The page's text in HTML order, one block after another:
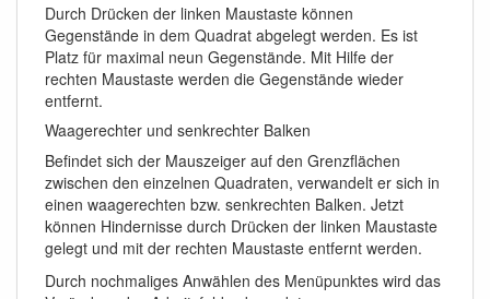
Durch Drücken der linken Maustaste können
Gegenstände in dem Quadrat abgelegt werden. Es ist
Platz für maximal neun Gegenstände. Mit Hilfe der
rechten Maustaste werden die Gegenstände wieder
entfernt.
Waagerechter und senkrechter Balken
Befindet sich der Mauszeiger auf den Grenzflächen
zwischen den einzelnen Quadraten, verwandelt er sich in
einen waagerechten bzw. senkrechten Balken. Jetzt
können Hindernisse durch Drücken der linken Maustaste
gelegt und mit der rechten Maustaste entfernt werden.
Durch nochmaliges Anwählen des Menüpunktes wird das